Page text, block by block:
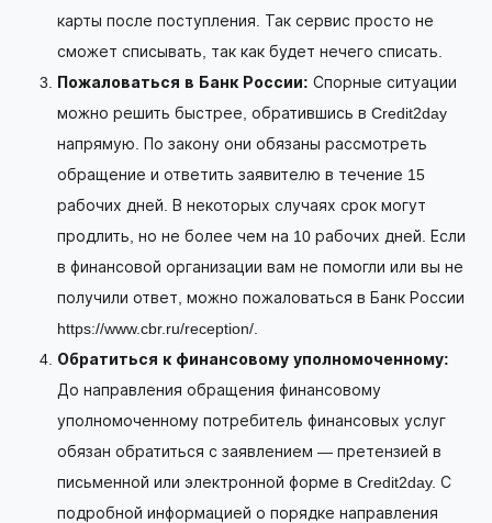
карты после поступления. Так сервис просто не
сможет списывать, так как будет нечего списать.
Пожаловаться в Банк России: Спорные ситуации
можно решить быстрее, обратившись в Credit2day
напрямую. По закону они обязаны рассмотреть
обращение и ответить заявителю в течение 15
рабочих дней. В некоторых случаях срок могут
продлить, но не более чем на 10 рабочих дней. Если
в финансовой организации вам не помогли или вы не
получили ответ, можно пожаловаться в Банк России
https://www.cbr.ru/reception/.
Обратиться к финансовому уполномоченному:
До направления обращения финансовому
уполномоченному потребитель финансовых услуг
обязан обратиться с заявлением — претензией в
письменной или электронной форме в Credit2day. С
подробной информацией о порядке направления